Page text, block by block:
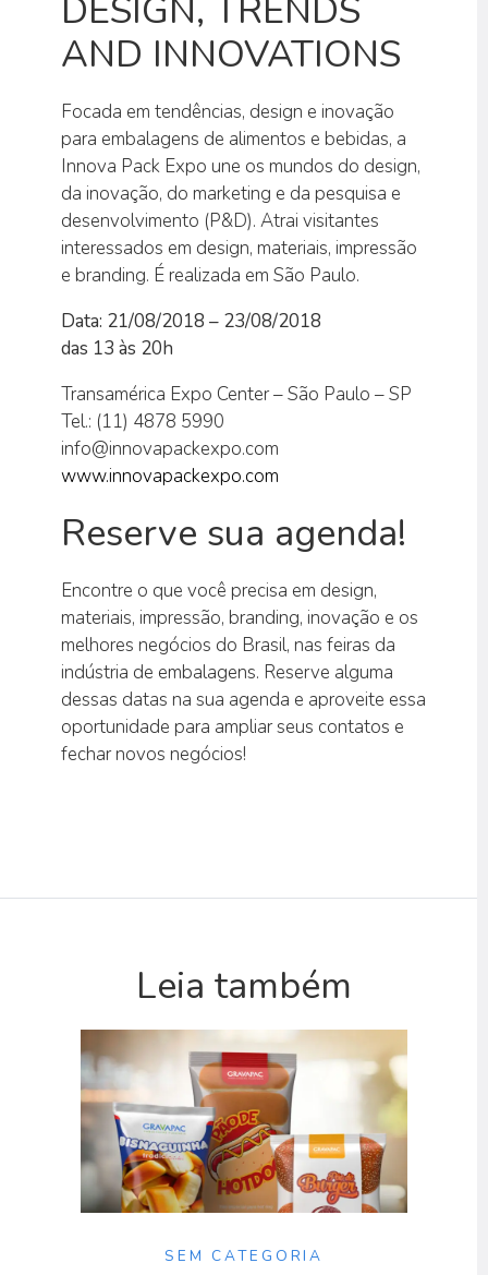
DESIGN, TRENDS
AND INNOVATIONS
Focada em tendências, design e inovação
para embalagens de alimentos e bebidas, a
Innova Pack Expo une os mundos do design,
da inovação, do marketing e da pesquisa e
desenvolvimento (P&D). Atrai visitantes
interessados em design, materiais, impressão
e branding. É realizada em São Paulo.
Data: 21/08/2018 – 23/08/2018
das 13 às 20h
Transamérica Expo Center – São Paulo – SP
Tel.: (11) 4878 5990
info@innovapackexpo.com
www.innovapackexpo.com
Reserve sua agenda!
Encontre o que você precisa em design,
materiais, impressão, branding, inovação e os
melhores negócios do Brasil, nas feiras da
indústria de embalagens. Reserve alguma
dessas datas na sua agenda e aproveite essa
oportunidade para ampliar seus contatos e
fechar novos negócios!
Leia também
SEM CATEGORIA